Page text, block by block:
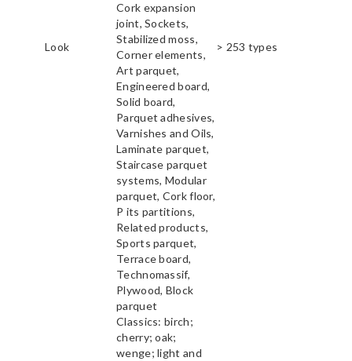
Look
Cork expansion
joint, Sockets,
Stabilized moss,
Corner elements,
Art parquet,
Engineered board,
Solid board,
Parquet adhesives,
Varnishes and Oils,
Laminate parquet,
Staircase parquet
systems, Modular
parquet, Cork floor,
P its partitions,
Related products,
Sports parquet,
Terrace board,
Technomassif,
Plywood, Block
parquet
> 253 types
Classics: birch;
cherry; oak;
wenge; light and